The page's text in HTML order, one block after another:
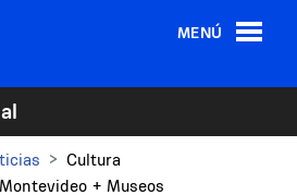
MENÚ
Cultura
+ Museos